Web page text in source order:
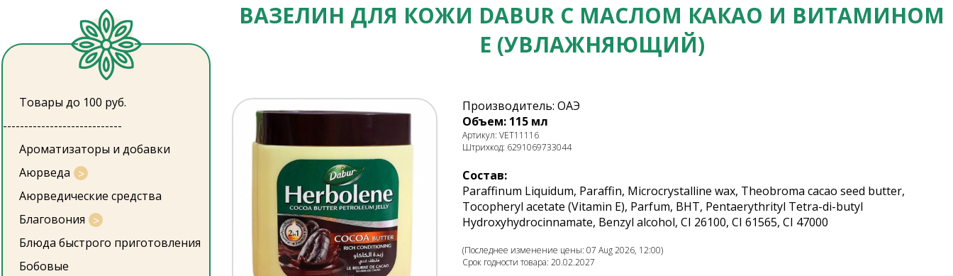
Товары до 100 руб.
----------------------------
Ароматизаторы и добавки
Аюрведа
Аюрведические средства
Благовония
Блюда быстрого приготовления
Бобовые
ВАЗЕЛИН ДЛЯ КОЖИ DABUR С МАСЛОМ КАКАО И ВИТАМИНОМ
Е (УВЛАЖНЯЮЩИЙ)
Производитель: ОАЭ
Объем: 115 мл
Артикул: VET11116
Штрихкод: 6291069733044
Состав:
Paraffinum Liquidum, Paraffin, Microcrystalline wax, Theobroma cacao seed butter,
Tocopheryl acetate (Vitamin E), Parfum, BHT, Pentaerythrityl Tetra-di-butyl
Hydroxyhydrocinnamate, Benzyl alcohol, CI 26100, CI 61565, CI 47000
(Последнее изменение цены: 07 Aug 2026, 12:00)
Срок годности товара: 20.02.2027